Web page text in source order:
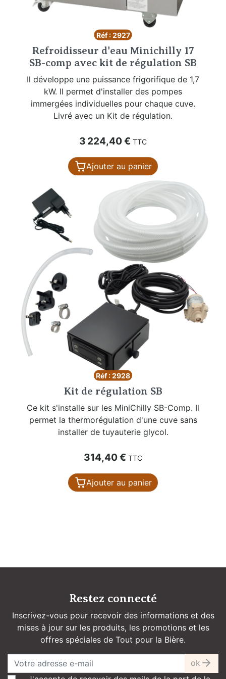
Réf : 2927
Refroidisseur d'eau Minichilly 17
SB-comp avec kit de régulation SB
Il développe une puissance frigorifique de 1,7
kW. Il permet d'installer des pompes
immergées individuelles pour chaque cuve.
Livré avec un Kit de régulation.
Prix
3 224,40 € TTC
Ajouter au panier
Réf : 2928
Kit de régulation SB
Ce kit s'installe sur les MiniChilly SB-Comp. Il
permet la thermorégulation d'une cuve sans
installer de tuyauterie glycol.
Prix
314,40 € TTC
Ajouter au panier
Restez connecté
Inscrivez-vous pour recevoir des informations et des
mises à jour sur les produits, les promotions et les
offres spéciales de Tout pour la Bière.
ok